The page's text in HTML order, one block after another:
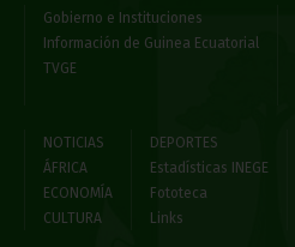
Gobierno e Instituciones
Información de Guinea Ecuatorial
TVGE
NOTICIAS
ÁFRICA
ECONOMÍA
CULTURA
DEPORTES
Estadísticas INEGE
Fototeca
Links